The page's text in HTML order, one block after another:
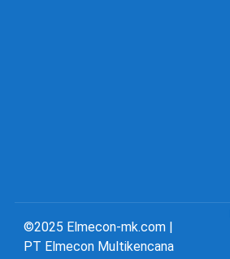
©2025 Elmecon-mk.com |
PT Elmecon Multikencana